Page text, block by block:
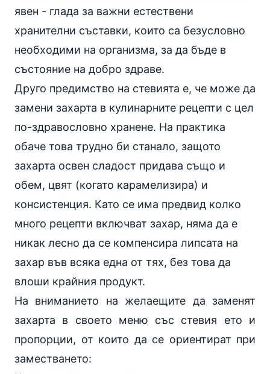
явен - глада за важни естествени
хранителни съставки, които са безусловно
необходими на организма, за да бъде в
състояние на добро здраве.
Друго предимство на стевията е, че може да
замени захарта в кулинарните рецепти с цел
по-здравословно хранене. На практика
обаче това трудно би станало, защото
захарта освен сладост придава също и
обем, цвят (когато карамелизира) и
консистенция. Като се има предвид колко
много рецепти включват захар, няма да е
никак лесно да се компенсира липсата на
захар във всяка една от тях, без това да
влоши крайния продукт.
На вниманието на желаещите да заменят
захарта в своето меню със стевия ето и
пропорции, от които да се ориентират при
заместването: